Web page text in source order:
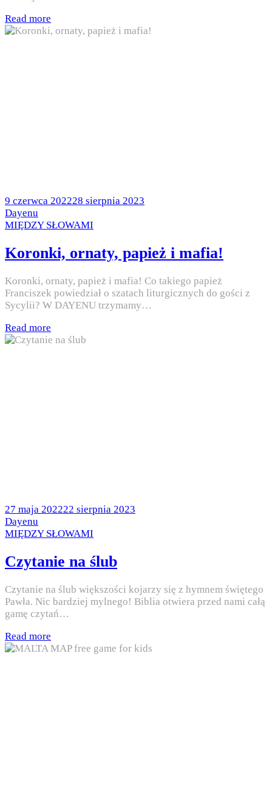
Read more
Posted
on
9 czerwca 202228 sierpnia 2023
by
Dayenu
Posted
MIĘDZY SŁOWAMI
Koronki, ornaty, papież i mafia!
Koronki, ornaty, papież i mafia! Co takiego papież
Franciszek powiedział o szatach liturgicznych do gości z
Sycylii? W DAYENU trzymamy…
Read more
Posted
on
27 maja 202222 sierpnia 2023
by
Dayenu
Posted
MIĘDZY SŁOWAMI
Czytanie na ślub
Czytanie na ślub większości kojarzy się z hymnem świętego
Pawła. Nic bardziej mylnego! Biblia otwiera przed nami całą
gamę czytań…
Read more